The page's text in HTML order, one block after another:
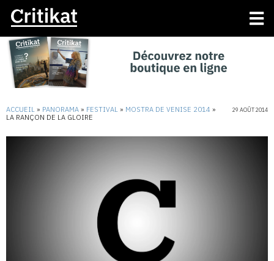
ACCUEIL » PANORAMA » FESTIVAL » MOSTRA DE VENISE 2014 »
LA RANÇON DE LA GLOIRE
29 AOÛT 2014